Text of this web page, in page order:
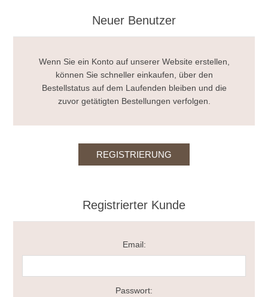
Neuer Benutzer
Wenn Sie ein Konto auf unserer Website erstellen,
können Sie schneller einkaufen, über den
Bestellstatus auf dem Laufenden bleiben und die
zuvor getätigten Bestellungen verfolgen.
Registrierter Kunde
Email:
Passwort: